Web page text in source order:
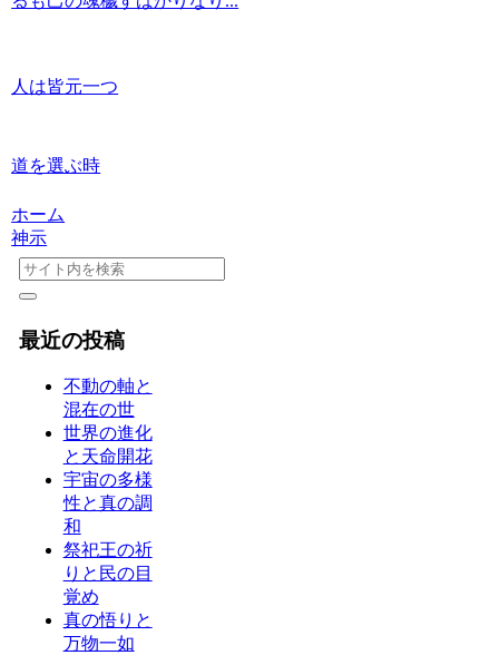
人は皆元一つ
道を選ぶ時
ホーム
神示
最近の投稿
不動の軸と
混在の世
世界の進化
と天命開花
宇宙の多様
性と真の調
和
祭祀王の祈
りと民の目
覚め
真の悟りと
万物一如